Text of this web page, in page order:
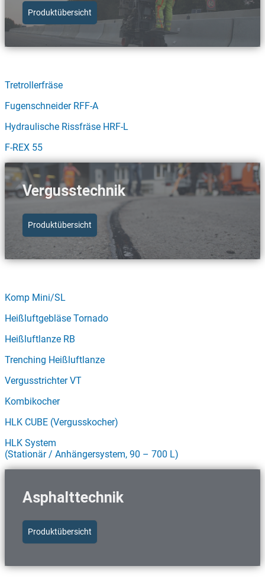
Produktübersicht
Tretrollerfräse
Fugenschneider RFF-A
Hydraulische Rissfräse HRF-L
F-REX 55
Vergusstechnik
Produktübersicht
Komp Mini/SL
Heißluftgebläse Tornado
Heißluftlanze RB
Trenching Heißluftlanze
Vergusstrichter VT
Kombikocher
HLK CUBE (Vergusskocher)
HLK System
(Stationär / Anhängersystem, 90 – 700 L)
Asphalttechnik
Produktübersicht